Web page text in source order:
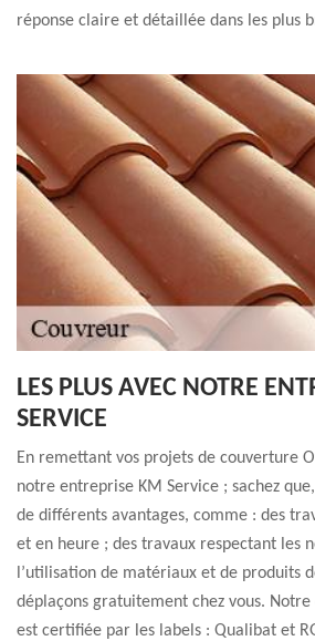
réponse claire et détaillée dans les plus
LES PLUS AVEC NOTRE
SERVICE
En remettant vos projets de couverture
notre entreprise KM Service ; sachez
de différents avantages, comme : des
et en heure ; des travaux respectant les
l’utilisation de matériaux et de produits
déplaçons gratuitement chez vous.
est certifiée par les labels : Qualibat et